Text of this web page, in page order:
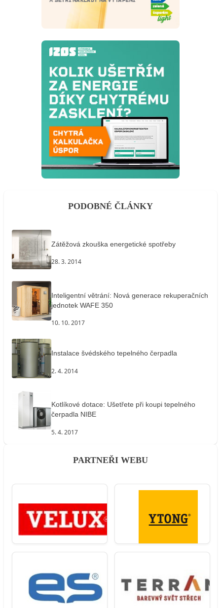
PODOBNÉ ČLÁNKY
Zátěžová zkouška energetické spotřeby
28. 3. 2014
Inteligentní větrání: Nová generace rekuperačních
jednotek WAFE 350
10. 10. 2017
Instalace švédského tepelného čerpadla
2. 4. 2014
Kotlíkové dotace: Ušetřete při koupi tepelného
čerpadla NIBE
5. 4. 2017
PARTNEŘI WEBU